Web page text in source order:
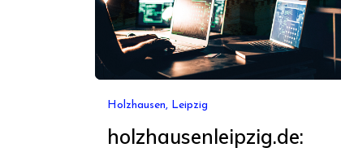
Holzhausen, Leipzig
holzhausenleipzig.de: